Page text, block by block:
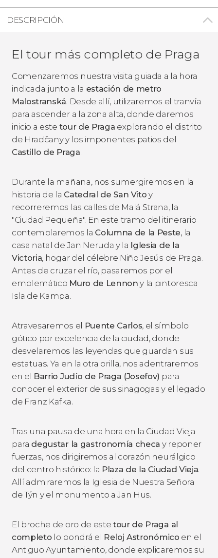
DESCRIPCIÓN
El tour más completo de Praga
Comenzaremos nuestra visita guiada a la hora
indicada junto a la estación de metro
Malostranská. Desde allí, utilizaremos el tranvía
para ascender a la zona alta, donde daremos
inicio a este tour de Praga explorando el distrito
de Hradčany y los imponentes patios del
Castillo de Praga.
Durante la mañana, nos sumergiremos en la
historia de la Catedral de San Vito y
recorreremos las calles de Malá Strana, la
"Ciudad Pequeña". En este tramo del itinerario
contemplaremos la Columna de la Peste, la
casa natal de Jan Neruda y la Iglesia de la
Victoria, hogar del célebre Niño Jesús de Praga.
Antes de cruzar el río, pasaremos por el
emblemático Muro de Lennon y la pintoresca
Isla de Kampa.
Atravesaremos el Puente Carlos, el símbolo
gótico por excelencia de la ciudad, donde
desvelaremos las leyendas que guardan sus
estatuas. Ya en la otra orilla, nos adentraremos
en el Barrio Judío de Praga (Josefov) para
conocer el exterior de sus sinagogas y el legado
de Franz Kafka.
Tras una pausa de una hora en la Ciudad Vieja
para degustar la gastronomía checa y reponer
fuerzas, nos dirigiremos al corazón neurálgico
del centro histórico: la Plaza de la Ciudad Vieja.
Allí admiraremos la Iglesia de Nuestra Señora
de Týn y el monumento a Jan Hus.
El broche de oro de este tour de Praga al
completo lo pondrá el Reloj Astronómico en el
Antiguo Ayuntamiento, donde explicaremos su